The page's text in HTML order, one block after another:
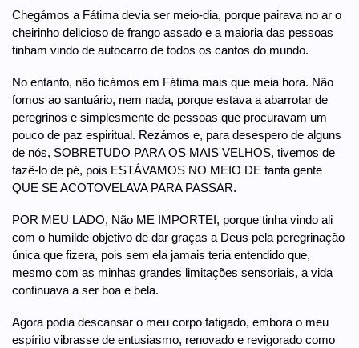
Chegámos a Fátima devia ser meio-dia, porque pairava no ar o
cheirinho delicioso de frango assado e a maioria das pessoas
tinham vindo de autocarro de todos os cantos do mundo.
No entanto, não ficámos em Fátima mais que meia hora. Não
fomos ao santuário, nem nada, porque estava a abarrotar de
peregrinos e simplesmente de pessoas que procuravam um
pouco de paz espiritual. Rezámos e, para desespero de alguns
de nós, SOBRETUDO PARA OS MAIS VELHOS, tivemos de
fazê-lo de pé, pois ESTÁVAMOS NO MEIO DE tanta gente
QUE SE ACOTOVELAVA PARA PASSAR.
POR MEU LADO, Não ME IMPORTEI, porque tinha vindo ali
com o humilde objetivo de dar graças a Deus pela peregrinação
única que fizera, pois sem ela jamais teria entendido que,
mesmo com as minhas grandes limitações sensoriais, a vida
continuava a ser boa e bela.
Agora podia descansar o meu corpo fatigado, embora o meu
espírito vibrasse de entusiasmo, renovado e revigorado como